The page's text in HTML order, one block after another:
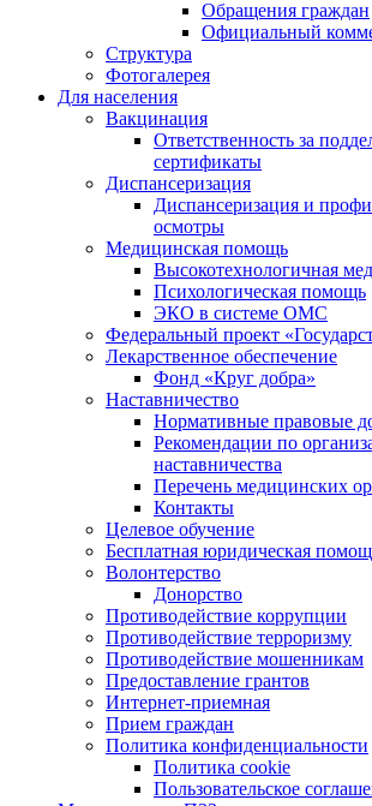
Обращения граждан
Официальный
Структура
Фотогалерея
Для населения
Вакцинация
Ответственность за
сертификаты
Диспансеризация
Диспансеризация и
осмотры
Медицинская помощь
Высокотехнологичная
Психологическая помощь
ЭКО в системе ОМС
Федеральный проект
Лекарственное обеспечение
Фонд «Круг добра»
Наставничество
Нормативные правовые
Рекомендации по
наставничества
Перечень медицинских
Контакты
Целевое обучение
Бесплатная юридическая
Волонтерство
Донорство
Противодействие коррупции
Противодействие терроризму
Противодействие мошенникам
Предоставление грантов
Интернет-приемная
Прием граждан
Политика конфиденциальности
Политика cookie
Пользовательское